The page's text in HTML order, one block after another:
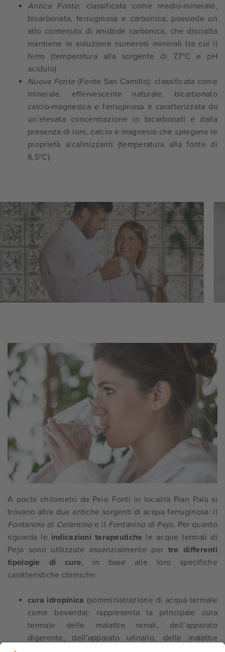
Antica Fonte: classificata come medio-minerale,
bicarbonata, ferruginosa e carbonica, possiede un
alto contenuto di anidride carbonica, che disciolta
mantiene in soluzione numerosi minerali tra cui il
ferro (temperatura alla sorgente di 7,7°C e pH
acidulo)
Nuova Fonte (Fonte San Camillo): classificata come
minerale, effervescente naturale, bicarbonato
calcio-magnesica e ferruginosa è caratterizzata da
un’elevata concentrazione in bicarbonati e dalla
presenza di ioni, calcio e magnesio che spiegano le
proprietà alcalinizzanti (temperatura alla fonte di
6,5°C)
A pochi chilometri da Peio Fonti in località Pian Palù si
trovano altre due antiche sorgenti di acqua ferruginosa: il
Fontanino di Celentinoe il Fontanino di Pejo. Per quanto
riguarda le indicazioni terapeutiche le acque termali di
Pejo sono utilizzate essenzialmente per tre differenti
tipologie di cure, in base alle loro specifiche
caratteristiche chimiche:
cura idropinica (somministrazione di acqua termale
come bevanda): rappresenta la principale cura
termale delle malattie renali, dell’apparato
digerente, dell’apparato urinario, delle malattie